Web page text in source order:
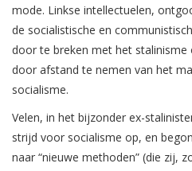
mode. Linkse intellectuelen,
de socialistische en
door te breken met het
door afstand te nemen van het
socialisme.
Velen, in het bijzonder ex-
strijd voor socialisme op, en
naar “nieuwe methoden” (die zij,